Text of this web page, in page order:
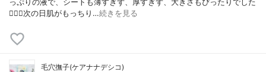
っぷりの液で、シートも薄すぎず、厚すぎず、大きさもぴったりでした
🙆🏻‍♀️次の日肌がもっちり…続きを見る
毛穴撫子(ケアナナデシコ)